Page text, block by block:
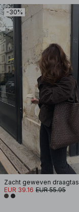
-30%
Zacht geweven draagtas
EUR 39.16 EUR 55.95